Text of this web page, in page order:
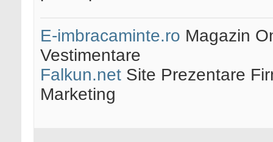
E-imbracaminte.ro Magazin
Vestimentare
Falkun.net Site Prezentare
Marketing